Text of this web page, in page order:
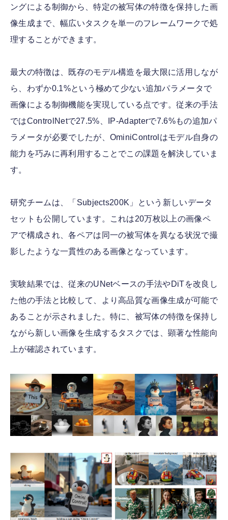
ングによる制御から、特定の被写体の特徴を保持した画
像生成まで、幅広いタスクを単一のフレームワークで処
理することができます。
最大の特徴は、既存のモデル構造を最大限に活用しなが
ら、わずか0.1%という極めて少ない追加パラメータで
画像による制御機能を実現している点です。従来の手法
ではControlNetで27.5%、IP-Adapterで7.6%もの追加パ
ラメータが必要でしたが、OminiControlはモデル自身の
能力を巧みに再利用することでこの課題を解決していま
す。
研究チームは、「Subjects200K」という新しいデータ
セットも公開しています。これは20万枚以上の画像ペ
アで構成され、各ペアは同一の被写体を異なる状況で撮
影したような一貫性のある画像となっています。
実験結果では、従来のUNetベースの手法やDiTを改良し
た他の手法と比較して、より高品質な画像生成が可能で
あることが示されました。特に、被写体の特徴を保持し
ながら新しい画像を生成するタスクでは、顕著な性能向
上が確認されています。